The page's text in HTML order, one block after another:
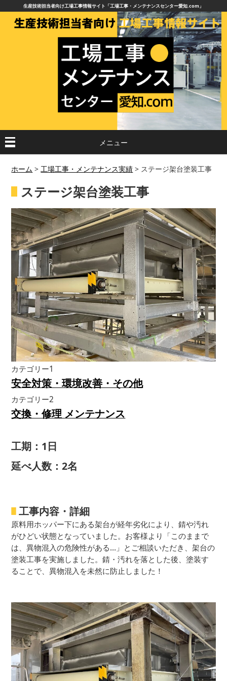
生産技術担当者向け工場工事情報サイト「工場工事・メンテナンスセンター愛知.com」
メニュー
ホーム >工場工事・メンテナンス実績 > ステージ架台塗装工事
ステージ架台塗装工事
カテゴリー1
安全対策・環境改善・その他
カテゴリー2
交換・修理 メンテナンス
工期：1日
延べ人数：2名
工事内容・詳細
原料用ホッパー下にある架台が経年劣化により、錆や汚れ
がひどい状態となっていました。お客様より「このままで
は、異物混入の危険性がある…」とご相談いただき、架台の
塗装工事を実施しました。錆・汚れを落とした後、塗装す
ることで、異物混入を未然に防止しました！